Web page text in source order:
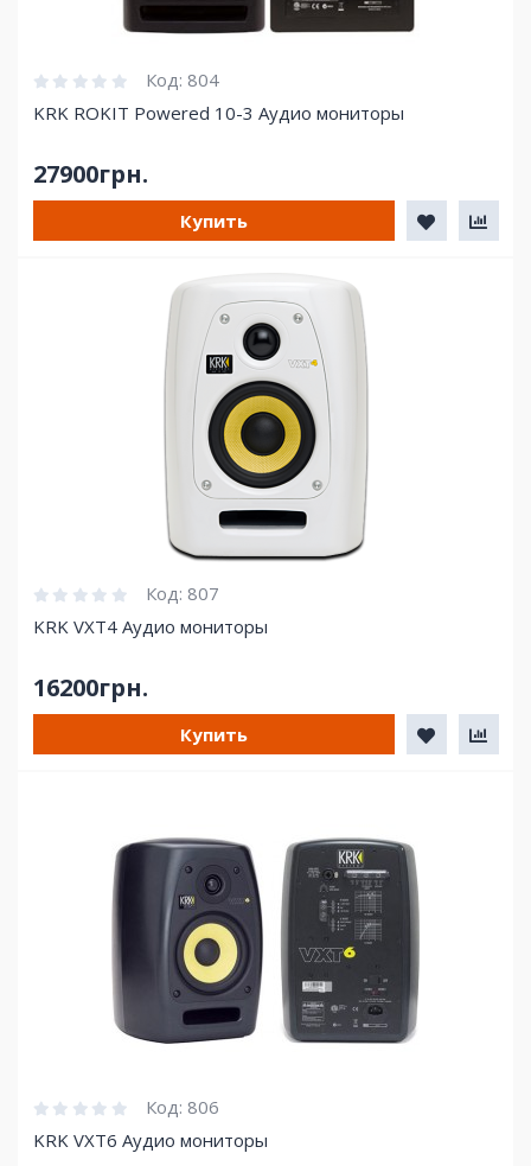
Код: 804
KRK ROKIT Powered 10-3 Аудио мониторы
27900грн.
Купить
Код: 807
KRK VXT4 Аудио мониторы
16200грн.
Купить
Код: 806
KRK VXT6 Аудио мониторы